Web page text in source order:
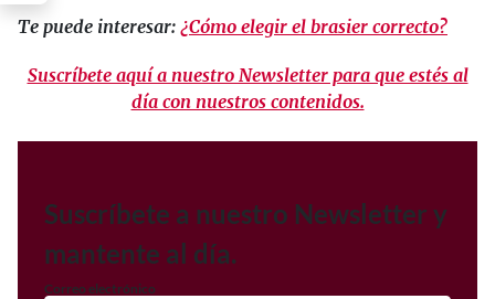
Te puede interesar: ¿Cómo elegir el brasier correcto?
Suscríbete aquí a nuestro Newsletter para que estés al
día con nuestros contenidos.
Suscríbete a nuestro Newsletter y
mantente al día.
Correo electrónico